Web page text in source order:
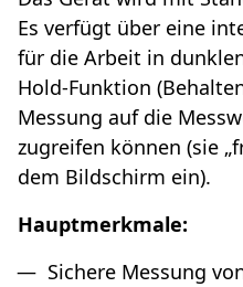
Es verfügt über eine
für die Arbeit in
Hold-Funktion
Messung auf die
zugreifen können (sie
dem Bildschirm ein).
Hauptmerkmale:
Sichere Messung